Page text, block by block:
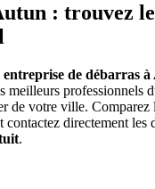
: trouvez
entreprise de débarras à
meilleurs professionnels
de votre ville. Comparez
contactez directement les
.